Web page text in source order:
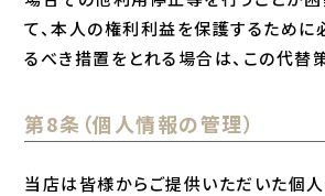
て、本人の権利利益を保護するため
るべき措置をとれる場合は、この代替
第8条（個人情報の管理）
当店は皆様からご提供いただいた個